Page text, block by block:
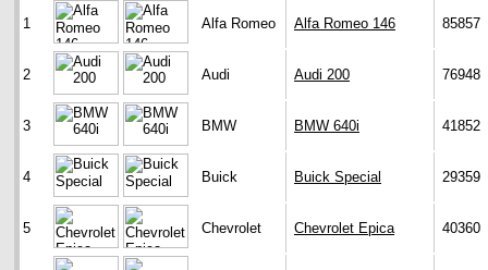
1 Alfa Romeo Alfa Romeo 146 85857
2 Audi Audi 200 76948
3 BMW BMW 640i 41852
4 Buick Buick Special 29359
5 Chevrolet Chevrolet Epica 40360